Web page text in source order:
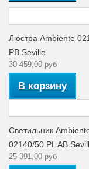
Артикул
Стиль
Аналог лампе
накаливания (Вт)
напряжение (V)
Диапазон рабочих
температур
Люстра Ambiente
PB Seville
30 459,00 руб
В корзину
Светильник
02140/50 PL AB
25 391,00 руб